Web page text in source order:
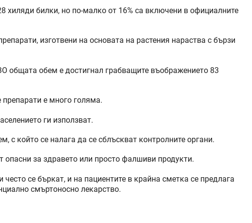
хиляди билки, но по-малко от 16% са включени в официалните
изготвени на основата на растения нараства с бързи
общата обем е достигнал грабващите въображението 83
препарати е много голяма.
ги използват.
с който се налага да се сблъскват контролните органи.
опасни за здравето или просто фалшиви продукти.
често се бъркат, и на пациентите в крайна сметка се предлага
смъртоносно лекарство.